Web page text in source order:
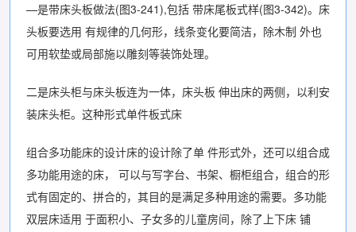
—是带床头板做法(图3-241),包括 带床尾板式样(图3-342)。床
头板要选用 有规律的几何形，线条变化要简洁，除木制 外也
可用软垫或局部施以雕刻等装饰处理。
二是床头柜与床头板连为一体，床头板 伸出床的两侧，以利安
装床头柜。这种形式单件板式床
组合多功能床的设计床的设计除了单 件形式外，还可以组合成
多功能用途的床， 可以与写字台、书架、橱柜组合，组合的形
式有固定的、拼合的，其目的是满足多种用途的需要。多功能
双层床适用 于面积小、子女多的儿童房间，除了上下床 铺